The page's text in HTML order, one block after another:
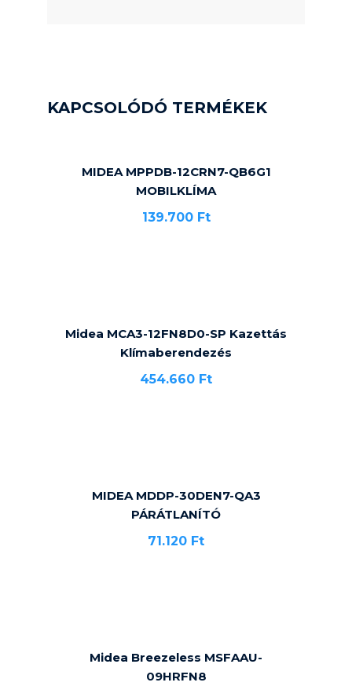
KAPCSOLÓDÓ TERMÉKEK
MIDEA MPPDB-12CRN7-QB6G1
MOBILKLÍMA
139.700 Ft
Midea MCA3-12FN8D0-SP Kazettás
Klímaberendezés
454.660 Ft
MIDEA MDDP-30DEN7-QA3
PÁRÁTLANÍTÓ
71.120 Ft
Midea Breezeless MSFAAU-
09HRFN8